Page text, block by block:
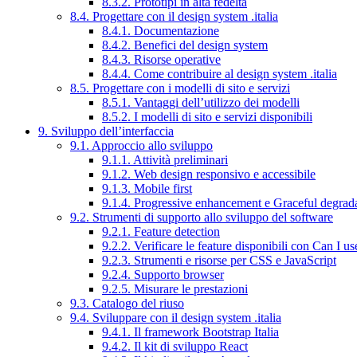
8.4. Progettare con il design system .italia
8.4.1. Documentazione
8.4.2. Benefici del design system
8.4.3. Risorse operative
8.4.4. Come contribuire al design system .italia
8.5. Progettare con i modelli di sito e servizi
8.5.1. Vantaggi dell’utilizzo dei modelli
8.5.2. I modelli di sito e servizi disponibili
9. Sviluppo dell’interfaccia
9.1. Approccio allo sviluppo
9.1.1. Attività preliminari
9.1.2. Web design responsivo e accessibile
9.1.3. Mobile first
9.1.4. Progressive enhancement e Graceful
9.2. Strumenti di supporto allo sviluppo del software
9.2.1. Feature detection
9.2.2. Verificare le feature disponibili con Can I
9.2.3. Strumenti e risorse per CSS e JavaScript
9.2.4. Supporto browser
9.2.5. Misurare le prestazioni
9.3. Catalogo del riuso
9.4. Sviluppare con il design system .italia
9.4.1. Il framework Bootstrap Italia
9.4.2. Il kit di sviluppo React